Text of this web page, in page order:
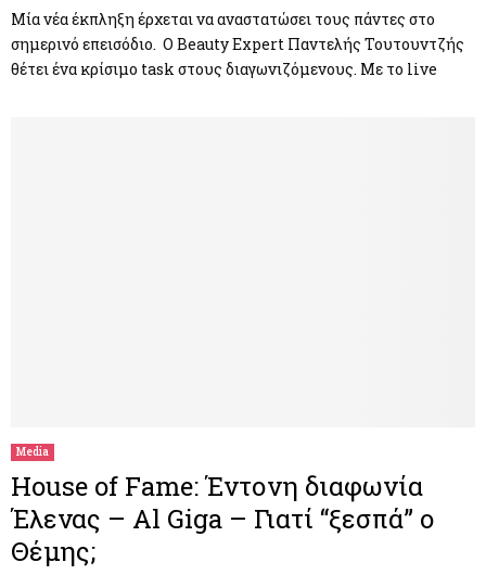
Μία νέα έκπληξη έρχεται να αναστατώσει τους πάντες στο
σημερινό επεισόδιο. O Beauty Expert Παντελής Τουτουντζής
θέτει ένα κρίσιμο task στους διαγωνιζόμενους. Με το live
Media
House of Fame: Έντονη διαφωνία
Έλενας – Al Giga – Γιατί “ξεσπά” ο
Θέμης;